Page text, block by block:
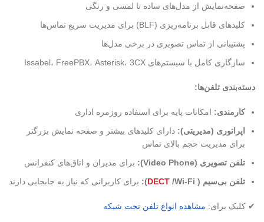
صفحه‌نمایش از مدل‌های ساده تا لمسی و رنگی
کلیدهای قابل برنامه‌ریزی (BLF) برای مدیریت سریع تماس‌ها
پشتیبانی از تماس تصویری در برخی مدل‌ها
سازگاری کامل با سیستم‌های Issabel، FreePBX، Asterisk، 3CX
دسته‌بندی تلفن‌ها:
کارمندی: امکانات پایه برای استفاده روزمره اداری
اپراتوری (مدیریتی): دارای کلیدهای بیشتر و صفحه نمایش بزرگتر
برای مدیریت حجم بالای تماس
تلفن تصویری (Video Phone):
برای مدیران و اتاق‌های کنفرانس
تلفن بی‌سیم (
/Wi-Fi): برای کاربرانی که نیاز به جابجایی دارند
✔ کلیک برای: مشاهده انواع تلفن تحت شبکه